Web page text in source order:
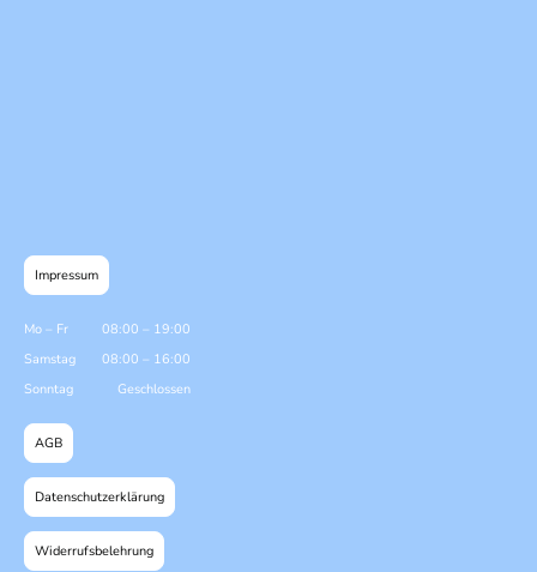
Impressum
Mo – Fr 08:00 – 19:00
Samstag
08:00 – 16:00
Sonntag
Geschlossen
AGB
Datenschutzerklärung
Widerrufsbelehrung